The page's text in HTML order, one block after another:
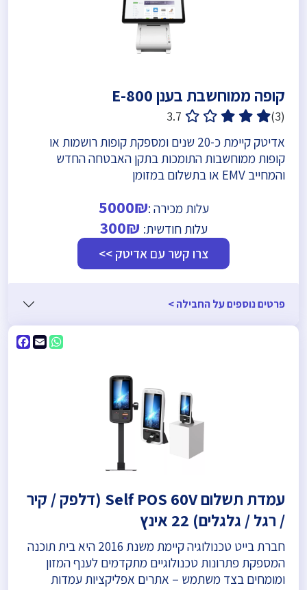
קופה ממוחשבת בענן E-800
(3)
3.7
אדיטק קיימת כ-20 שנים ומספקת קופות רושמות או
קופות ממוחשבות התומכות בתקן האבטחה החדש
והמחייב EMV או בתשלום במזומן
עלות מכירה :5000₪
עלות חודשית:
צרו קשר עם אדיטק >>
פרטים נוספים על החבילה >
Email
WhatsApp
עמדת תשלום Self POS 60V (דלפק / קיר
/ רגל / גלגלים) 22 אינץ
חברת בייט טכנולוגיה קיימת משנת 2016 היא בית תוכנה
המספקת פתרונות טכנולוגיים מתקדמים לענף המזון
ומומחים בצד משתמש – אתרים אפליקציות עמדות